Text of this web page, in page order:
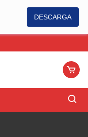
DESCARGA